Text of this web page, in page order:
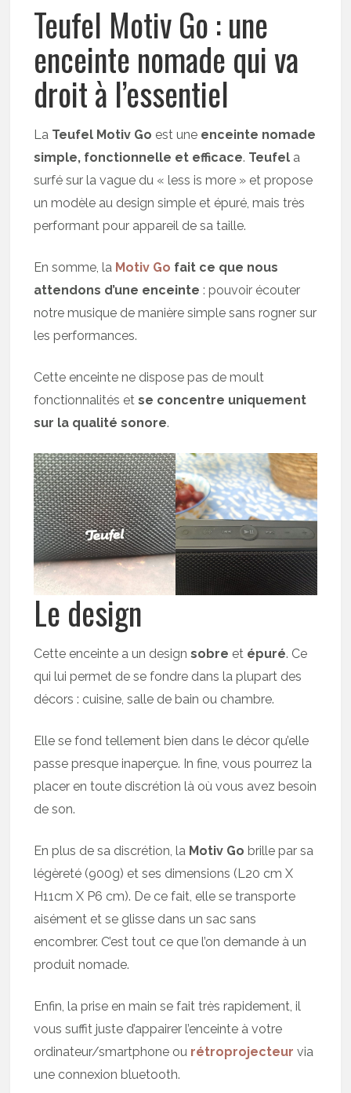
Teufel Motiv Go : une
enceinte nomade qui va
droit à l’essentiel
La Teufel Motiv Go est une enceinte nomade
simple, fonctionnelle et efficace. Teufel a
surfé sur la vague du « less is more » et propose
un modèle au design simple et épuré, mais très
performant pour appareil de sa taille.
En somme, la Motiv Go fait ce que nous
attendons d’une enceinte : pouvoir écouter
notre musique de manière simple sans rogner sur
les performances.
Cette enceinte ne dispose pas de moult
fonctionnalités etse concentre uniquement
sur la qualité sonore.
Le design
Cette enceinte a un designsobre et épuré. Ce
qui lui permet de se fondre dans la plupart des
décors : cuisine, salle de bain ou chambre.
Elle se fond tellement bien dans le décor qu’elle
passe presque inaperçue. In fine, vous pourrez la
placer en toute discrétion là où vous avez besoin
de son.
En plus de sa discrétion, la Motiv Go brille par sa
légèreté (900g) et ses dimensions (L20 cm X
H11cm X P6 cm). De ce fait, elle se transporte
aisément et se glisse dans un sac sans
encombrer. C’est tout ce que l’on demande à un
produit nomade.
Enfin, la prise en main se fait très rapidement, il
vous suffit juste d’appairer l’enceinte à votre
ordinateur/smartphone ou rétroprojecteur via
une connexion bluetooth.